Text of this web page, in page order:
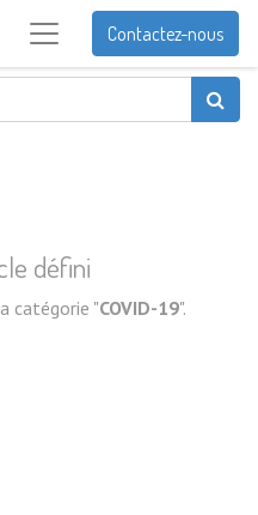
Contactez-nous
défini
catégorie "COVID-19".